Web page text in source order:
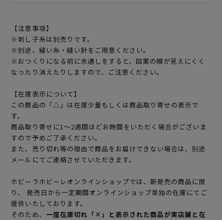
【注意事項】
※刺し子糸は別売りです。
※別途、縫い糸・縫い針をご用意ください。
※おつくりになる前に水通しをすると、図案の線が見えにくく
なったり消えたりしますので、ご注意ください。
【在庫表示について】
この商品の「△」は在庫少量もしくは商品取り寄せの表示で
す。
商品取り寄せに1～2週間ほどお時間をいただく場合がございま
すので予めご了承ください。
また、売り切れ等の理由で商品をお届けできない場合は、別途
メールにてご連絡させていただきます。
ホビーラホビーレオンラインショップでは、新発売の商品に限
り、 発売日から一定期間オンラインショップ単独の在庫にてご
提供いたしております。
そのため、 一度在庫切れ「×」と表示された商品が実店舗と在